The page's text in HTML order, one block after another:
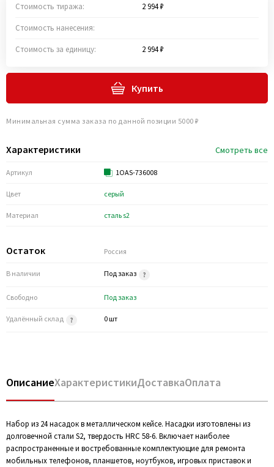
Характеристики Смотреть все
Артикул 1OAS-736008
Цвет серый
Материал сталь s2
Остаток Россия
В наличии Под заказ
Свободно Под заказ
Удалённый склад 0 шт
Стоимость тиража: 2 994 ₽
Стоимость нанесения:
Стоимость за единицу: 2 994 ₽
Купить
Минимальная сумма заказа по данной позиции 5000 ₽
ОписаниеХарактеристикиДоставкаОплата
Набор из 24 насадок в металлическом кейсе. Насадки изготовлены из
долговечной стали S2, твердость HRC 58-6. Включает наиболее
распространенные и востребованные комплектующие для ремонта
мобильных телефонов, планшетов, ноутбуков, игровых приставок и